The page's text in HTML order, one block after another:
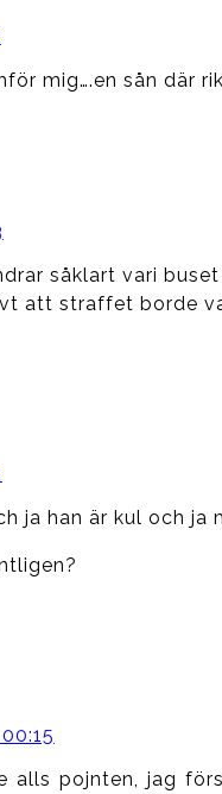
mig….en sån där
såklart vari
att straffet borde
ja han är kul och
alls pojnten, jag